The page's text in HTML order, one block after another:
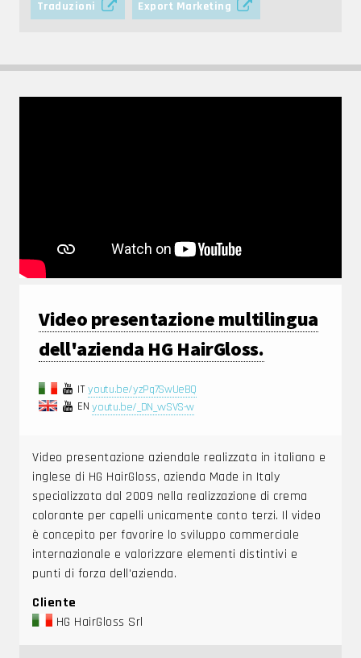
Traduzioni Export Marketing
Video presentazione multilingua
dell'azienda HG HairGloss.
ITyoutu.be/yzPq7SwUeBQ
ENyoutu.be/_DN_vvSVS-w
Video presentazione aziendale realizzata in italiano e
inglese di HG HairGloss, azienda Made in Italy
specializzata dal 2009 nella realizzazione di crema
colorante per capelli unicamente conto terzi. Il video
è concepito per favorire lo sviluppo commerciale
internazionale e valorizzare elementi distintivi e
punti di forza dell'azienda.
Cliente
HG HairGloss Srl